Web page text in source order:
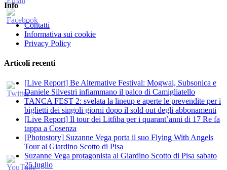
Info
Contatti
Informativa sui cookie
Privacy Policy
Articoli recenti
[Live Report] Be Alternative Festival: Mogwai, Subsonica e
Daniele Silvestri infiammano il palco di Camigliatello
TANCA FEST 2: svelata la lineup e aperte le prevendite per i
biglietti dei singoli giorni dopo il sold out degli abbonamenti
[Live Report] Il tour dei Litfiba per i quarant’anni di 17 Re fa
tappa a Cosenza
[Photostory] Suzanne Vega porta il suo Flying With Angels
Tour al Giardino Scotto di Pisa
Suzanne Vega protagonista al Giardino Scotto di Pisa sabato
25 luglio